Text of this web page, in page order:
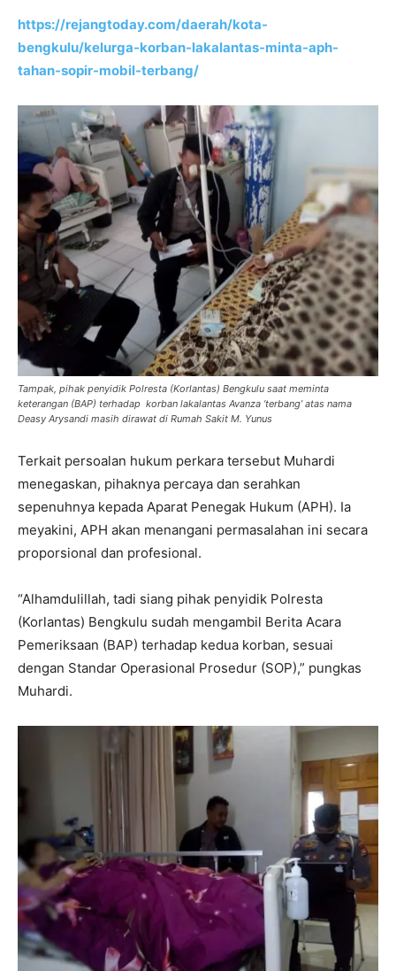
https://rejangtoday.com/daerah/kota-
bengkulu/kelurga-korban-lakalantas-minta-aph-
tahan-sopir-mobil-terbang/
Tampak, pihak penyidik Polresta (Korlantas) Bengkulu saat meminta
keterangan (BAP) terhadap korban lakalantas Avanza ‘terbang’ atas nama
Deasy Arysandi masih dirawat di Rumah Sakit M. Yunus
Terkait persoalan hukum perkara tersebut Muhardi
menegaskan, pihaknya percaya dan serahkan
sepenuhnya kepada Aparat Penegak Hukum (APH). Ia
meyakini, APH akan menangani permasalahan ini secara
proporsional dan profesional.
“Alhamdulillah, tadi siang pihak penyidik Polresta
(Korlantas) Bengkulu sudah mengambil Berita Acara
Pemeriksaan (BAP) terhadap kedua korban, sesuai
dengan Standar Operasional Prosedur (SOP),” pungkas
Muhardi.